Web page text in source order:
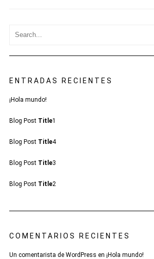
ENTRADAS RECIENTES
¡Hola mundo!
Blog Post Title1
Blog Post Title4
Blog Post Title3
Blog Post Title2
COMENTARIOS RECIENTES
Un comentarista de WordPress en ¡Hola mundo!